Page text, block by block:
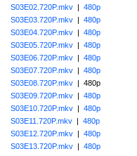
S03E02.720P.mkv
480p
S03E03.720P.mkv
480p
S03E04.720P.mkv
480p
S03E05.720P.mkv
480p
S03E06.720P.mkv
480p
S03E07.720P.mkv
480p
S03E08.720P.mkv | 480p
S03E09.720P.mkv
480p
S03E10.720P.mkv
480p
S03E11.720P.mkv
480p
S03E12.720P.mkv
480p
S03E13.720P.mkv
480p